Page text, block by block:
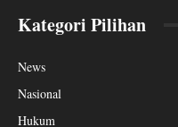
Kategori Pilihan
News
Nasional
Hukum